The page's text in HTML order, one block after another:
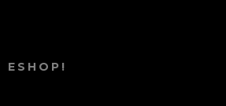
ESHOP!